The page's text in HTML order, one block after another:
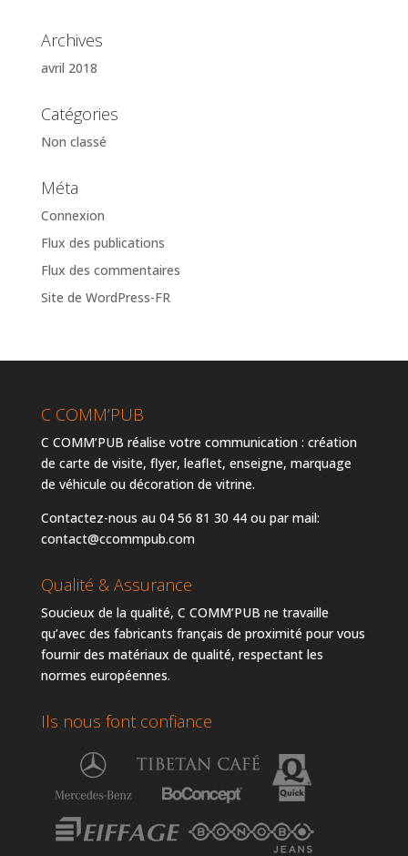
Archives
avril 2018
Catégories
Non classé
Méta
Connexion
Flux des publications
Flux des commentaires
Site de WordPress-FR
C COMM’PUB
C COMM’PUB réalise votre communication : création
de carte de visite, flyer, leaflet, enseigne, marquage
de véhicule ou décoration de vitrine.
Contactez-nous au 04 56 81 30 44 ou par mail:
contact@ccommpub.com
Qualité & Assurance
Soucieux de la qualité, C COMM’PUB ne travaille
qu’avec des fabricants français de proximité pour vous
fournir des matériaux de qualité, respectant les
normes européennes.
Ils nous font confiance